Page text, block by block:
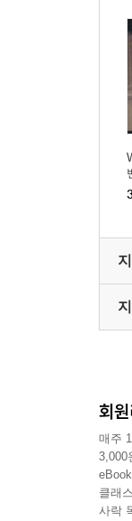
회
매주
3,000
클래
사락